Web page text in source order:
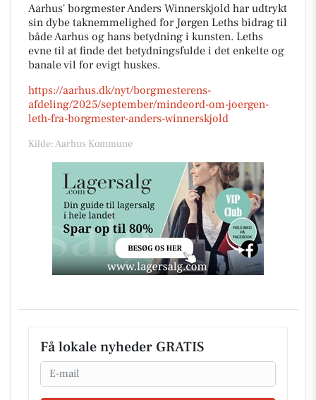
Aarhus' borgmester Anders Winnerskjold har udtrykt
sin dybe taknemmelighed for Jørgen Leths bidrag til
både Aarhus og hans betydning i kunsten. Leths
evne til at finde det betydningsfulde i det enkelte og
banale vil for evigt huskes.
https://aarhus.dk/nyt/borgmesterens-
afdeling/2025/september/mindeord-om-joergen-
leth-fra-borgmester-anders-winnerskjold
Kilde: Aarhus Kommune
Få lokale nyheder GRATIS
Email